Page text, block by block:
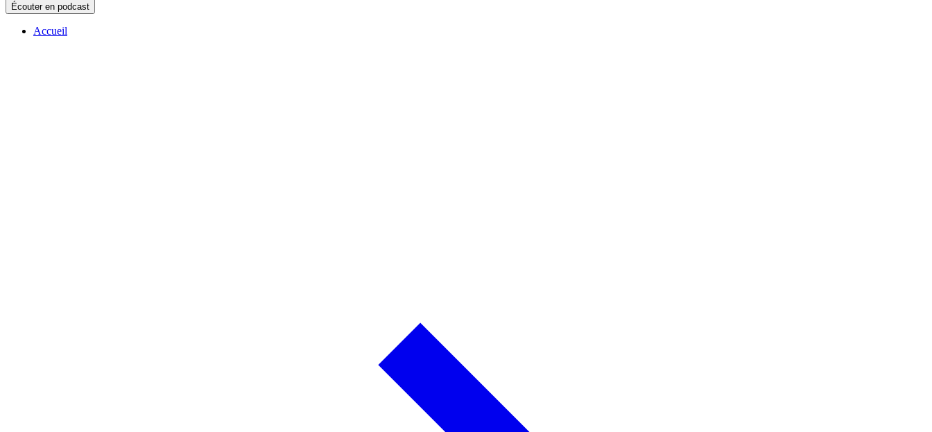
Écouter en podcast
Accueil